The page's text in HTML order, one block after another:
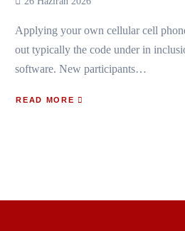
Applying your own cellular cell
out typically the code under in
software. New participants…
READ MORE